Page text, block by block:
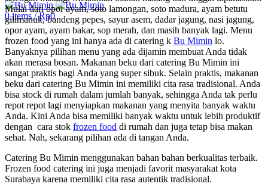
0items / Rp0
Mulai dari opor ayam, soto lamongan, soto madura, ayam betutu
gilimanuk, bandeng pepes, sayur asem, dadar jagung, nasi jagung,
opor ayam, ayam bakar, sop merah, dan masih banyak lagi. Menu
frozen food yang ini hanya ada di catering k Bu Mimin lo.
Banyaknya pilihan menu yang ada dijamin membuat Anda tidak
akan merasa bosan. Makanan beku dari catering Bu Mimin ini
sangat praktis bagi Anda yang super sibuk. Selain praktis, makanan
beku dari catering Bu Mimin ini memiliki cita rasa tradisional. Anda
bisa stock di rumah dalam jumlah banyak, sehingga Anda tak perlu
repot repot lagi menyiapkan makanan yang menyita banyak waktu
Anda. Kini Anda bisa memiliki banyak waktu untuk lebih produktif
dengan cara stok frozen food di rumah dan juga tetap bisa makan
sehat. Nah, sekarang pilihan ada di tangan Anda.
Catering Bu Mimin menggunakan bahan bahan berkualitas terbaik.
Frozen food catering ini juga menjadi favorit masyarakat kota
Surabaya karena memiliki cita rasa autentik tradisional.